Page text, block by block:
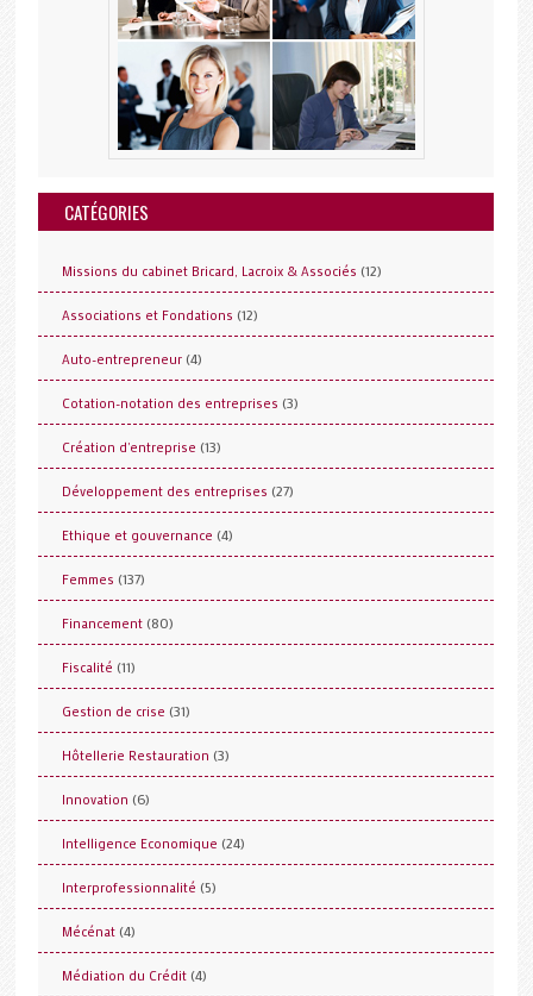
CATÉGORIES
Missions du cabinet Bricard, Lacroix & Associés (12)
Associations et Fondations (12)
Auto-entrepreneur (4)
Cotation-notation des entreprises (3)
Création d'entreprise (13)
Développement des entreprises (27)
Ethique et gouvernance (4)
Femmes (137)
Financement (80)
Fiscalité (11)
Gestion de crise (31)
Hôtellerie Restauration (3)
Innovation (6)
Intelligence Economique (24)
Interprofessionnalité (5)
Mécénat (4)
Médiation du Crédit (4)